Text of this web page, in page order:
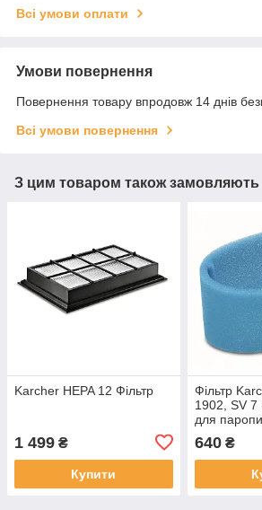
Всі умови оплати
Умови повернення
Повернення товару впродовж 14 днів
Всі умови повернення
З цим товаром також замовляють
Karcher HEPA 12 Фільтр
1 499 ₴
Купити
Фільтр
1902, SV
для
640₴